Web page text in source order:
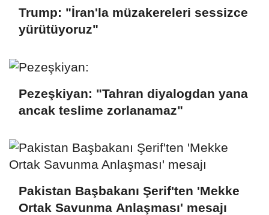
Trump: "İran'la müzakereleri sessizce
yürütüyoruz"
Pezeşkiyan: "Tahran diyalogdan yana
ancak teslime zorlanamaz"
Pakistan Başbakanı Şerif'ten 'Mekke
Ortak Savunma Anlaşması' mesajı